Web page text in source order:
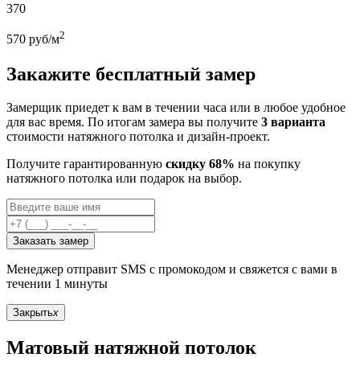
370
570 руб/м2
Закажите бесплатный замер
Замерщик приедет к вам в течении часа или в любое удобное
для вас время. По итогам замера вы получите 3 варианта
стоимости натяжного потолка и дизайн-проект.
Получите гарантированную скидку 68% на покупку
натяжного потолка или подарок на выбор.
Заказать замер
Менеджер отправит SMS с промокодом и свяжется с вами в
течении 1 минуты
Закрытьx
Матовый натяжной потолок